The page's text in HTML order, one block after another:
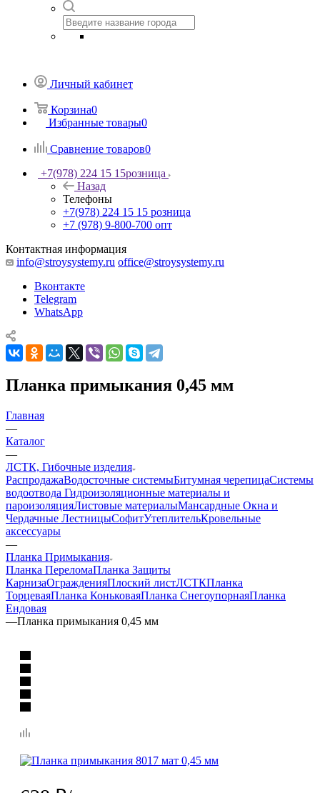
Личный кабинет
Корзина0
Избранные товары0
Сравнение товаров0
+7(978) 224 15 15розница
Назад
Телефоны
+7(978) 224 15 15 розница
+7 (978) 9-800-700 опт
Контактная информация
info@stroysystemy.ru office@stroysystemy.ru
Вконтакте
Telegram
WhatsApp
Планка примыкания 0,45 мм
Главная
—
Каталог
—
ЛСТК, Гибочные изделия
РаспродажаВодосточные системыБитумная черепицаСистемы
водоотвода Гидроизоляционные материалы и
пароизоляцияЛистовые материалыМансардные Окна и
Чердачные ЛестницыСофитУтеплительКровельные
аксессуары
—
Планка Примыкания
Планка ПереломаПланка Защиты
КарнизаОгражденияПлоский листЛСТКПланка
ТорцеваяПланка КоньковаяПланка СнегоупорнаяПланка
Ендовая
—Планка примыкания 0,45 мм